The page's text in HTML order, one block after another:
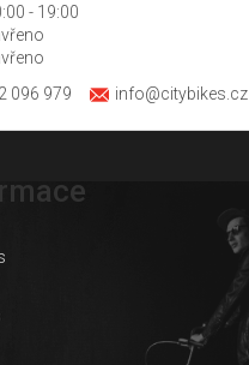
- 19:00
096 979
info@citybikes.cz